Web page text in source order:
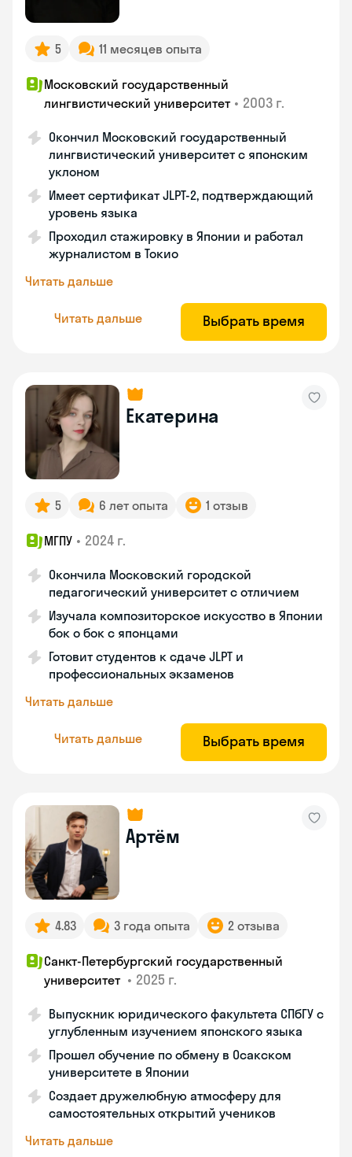
5 11 месяцев опыта
Московский государственный
лингвистический университет • 2003 г.
Окончил Московский государственный
лингвистический университет с японским
уклоном
Имеет сертификат JLPT-2, подтверждающий
уровень языка
Проходил стажировку в Японии и работал
журналистом в Токио
Читать дальше
Читать дальше Выбрать время
Екатерина
5 6 лет опыта 1 отзыв
МГПУ • 2024 г.
Окончила Московский городской
педагогический университет с отличием
Изучала композиторское искусство в Японии
бок о бок с японцами
Готовит студентов к сдаче JLPT и
профессиональных экзаменов
Читать дальше
Читать дальше Выбрать время
Артём
4.83 3 года опыта 2 отзыва
Санкт-Петербургский государственный
университет • 2025 г.
Выпускник юридического факультета СПбГУ с
углубленным изучением японского языка
Прошел обучение по обмену в Осакском
университете в Японии
Создает дружелюбную атмосферу для
самостоятельных открытий учеников
Читать дальше